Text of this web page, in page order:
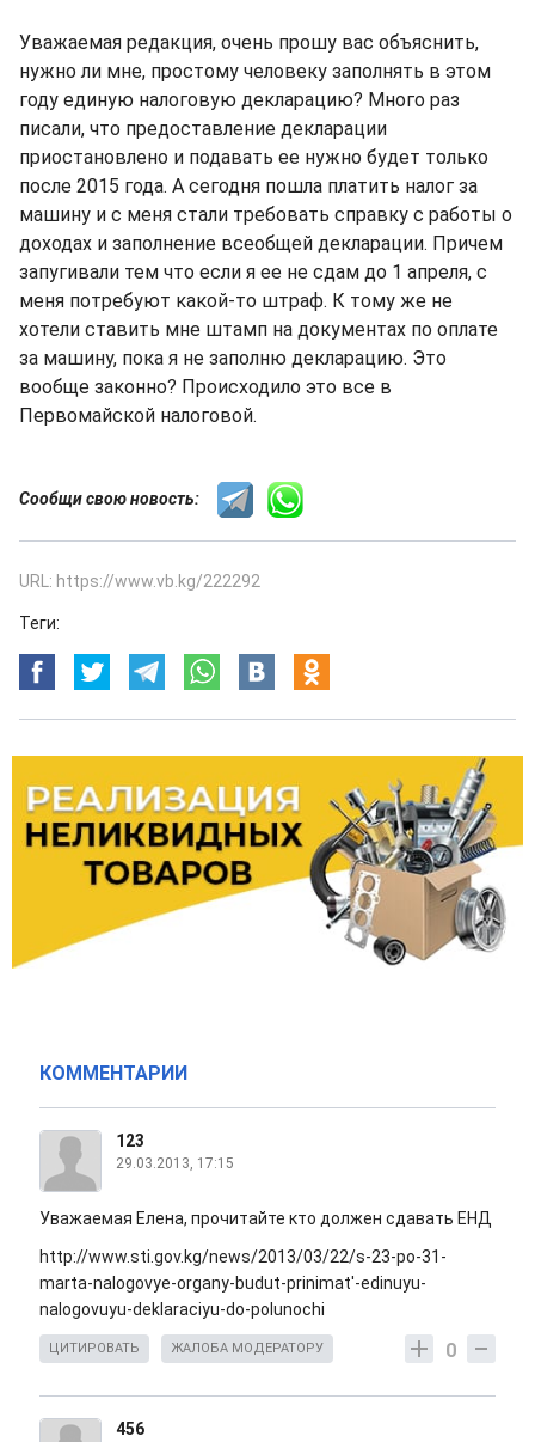
Уважаемая редакция, очень прошу вас объяснить,
нужно ли мне, простому человеку заполнять в этом
году единую налоговую декларацию? Много раз
писали, что предоставление декларации
приостановлено и подавать ее нужно будет только
после 2015 года. А сегодня пошла платить налог за
машину и с меня стали требовать справку с работы о
доходах и заполнение всеобщей декларации. Причем
запугивали тем что если я ее не сдам до 1 апреля, с
меня потребуют какой-то штраф. К тому же не
хотели ставить мне штамп на документах по оплате
за машину, пока я не заполню декларацию. Это
вообще законно? Происходило это все в
Первомайской налоговой.
Сообщи свою новость:
URL: https://www.vb.kg/222292
Теги:
КОММЕНТАРИИ
123
29.03.2013, 17:15
Уважаемая Елена, прочитайте кто должен сдавать ЕНД
http://www.sti.gov.kg/news/2013/03/22/s-23-po-31-
marta-nalogovye-organy-budut-prinimat'-edinuyu-
nalogovuyu-deklaraciyu-do-polunochi
0
ЦИТИРОВАТЬ ЖАЛОБА МОДЕРАТОРУ
456